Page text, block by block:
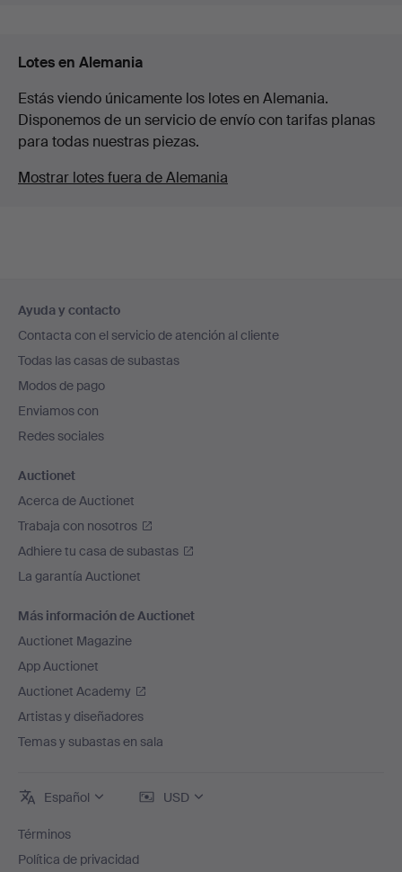
Lotes en Alemania
Estás viendo únicamente los lotes en Alemania.
Disponemos de un servicio de envío con tarifas planas
para todas nuestras piezas.
Mostrar lotes fuera de Alemania
en
el
pie
de
página
Ayuda y contacto
Contacta con el servicio de atención al cliente
Todas las casas de subastas
Modos de pago
Enviamos con
Redes sociales
Auctionet
Acerca de Auctionet
Trabaja con nosotros
Adhiere tu casa de subastas
La garantía Auctionet
Más información de Auctionet
Auctionet Magazine
App Auctionet
Auctionet Academy
Artistas y diseñadores
Temas y subastas en sala
Español USD
Términos
Política de privacidad